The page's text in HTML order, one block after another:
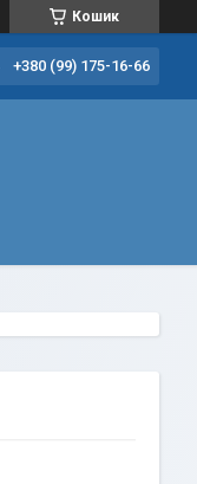
Кошик
+380 (99) 175-16-66